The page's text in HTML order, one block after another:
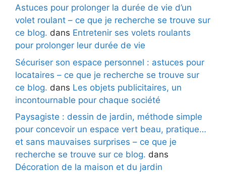
Astuces pour prolonger la durée de vie d’un
volet roulant – ce que je recherche se trouve sur
ce blog. dans Entretenir ses volets roulants
pour prolonger leur durée de vie
Sécuriser son espace personnel : astuces pour
locataires – ce que je recherche se trouve sur
ce blog. dans Les objets publicitaires, un
incontournable pour chaque société
Paysagiste : dessin de jardin, méthode simple
pour concevoir un espace vert beau, pratique…
et sans mauvaises surprises – ce que je
recherche se trouve sur ce blog. dans
Décoration de la maison et du jardin